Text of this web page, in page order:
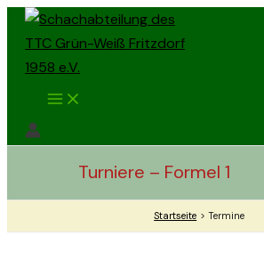
Zum
Inhalt
springen
Main
Menu
Turniere – Formel 1
Startseite Termine